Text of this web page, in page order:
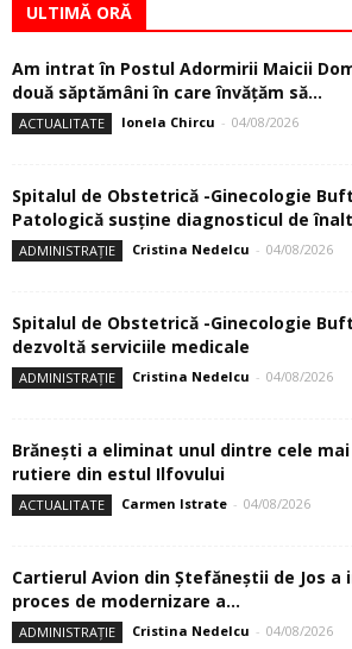
ULTIMĂ ORĂ
Am intrat în Postul Adormirii Maicii
două săptămâni în care învăţăm să...
ACTUALITATE Ionela Chircu - 04/08/2026
Spitalul de Obstetrică -Ginecologie
Patologică susţine diagnosticul de
ADMINISTRAȚIE Cristina Nedelcu - 04/08/2026
Spitalul de Obstetrică -Ginecologie
dezvoltă serviciile medicale
ADMINISTRAȚIE Cristina Nedelcu - 04/08/2026
Brănești a eliminat unul dintre cele
rutiere din estul Ilfovului
ACTUALITATE Carmen Istrate - 04/08/2026
Cartierul Avion din Ştefăneştii de Jos
proces de modernizare a...
ADMINISTRAȚIE Cristina Nedelcu - 04/08/2026